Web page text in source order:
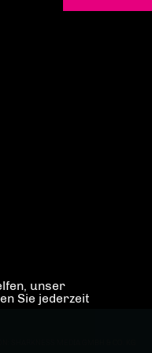
unser
Sie jederzeit